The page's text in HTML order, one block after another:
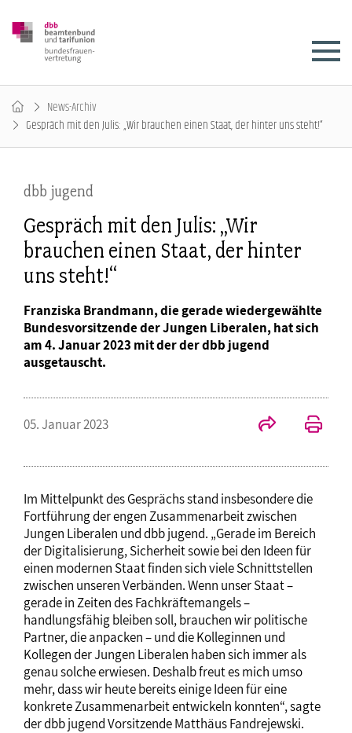
News-Archiv
Gespräch mit den Julis: „Wir brauchen einen Staat, der hinter uns steht!“
dbb jugend
Gespräch mit den Julis: „Wir
brauchen einen Staat, der hinter
uns steht!“
Franziska Brandmann, die gerade wiedergewählte
Bundesvorsitzende der Jungen Liberalen, hat sich
am 4. Januar 2023 mit der der dbb jugend
ausgetauscht.
05. Januar 2023
Im Mittelpunkt des Gesprächs stand insbesondere die
Fortführung der engen Zusammenarbeit zwischen
Jungen Liberalen und dbb jugend. „Gerade im Bereich
der Digitalisierung, Sicherheit sowie bei den Ideen für
einen modernen Staat finden sich viele Schnittstellen
zwischen unseren Verbänden. Wenn unser Staat –
gerade in Zeiten des Fachkräftemangels –
handlungsfähig bleiben soll, brauchen wir politische
Partner, die anpacken – und die Kolleginnen und
Kollegen der Jungen Liberalen haben sich immer als
genau solche erwiesen. Deshalb freut es mich umso
mehr, dass wir heute bereits einige Ideen für eine
konkrete Zusammenarbeit entwickeln konnten“, sagte
der dbb jugend Vorsitzende Matthäus Fandrejewski.